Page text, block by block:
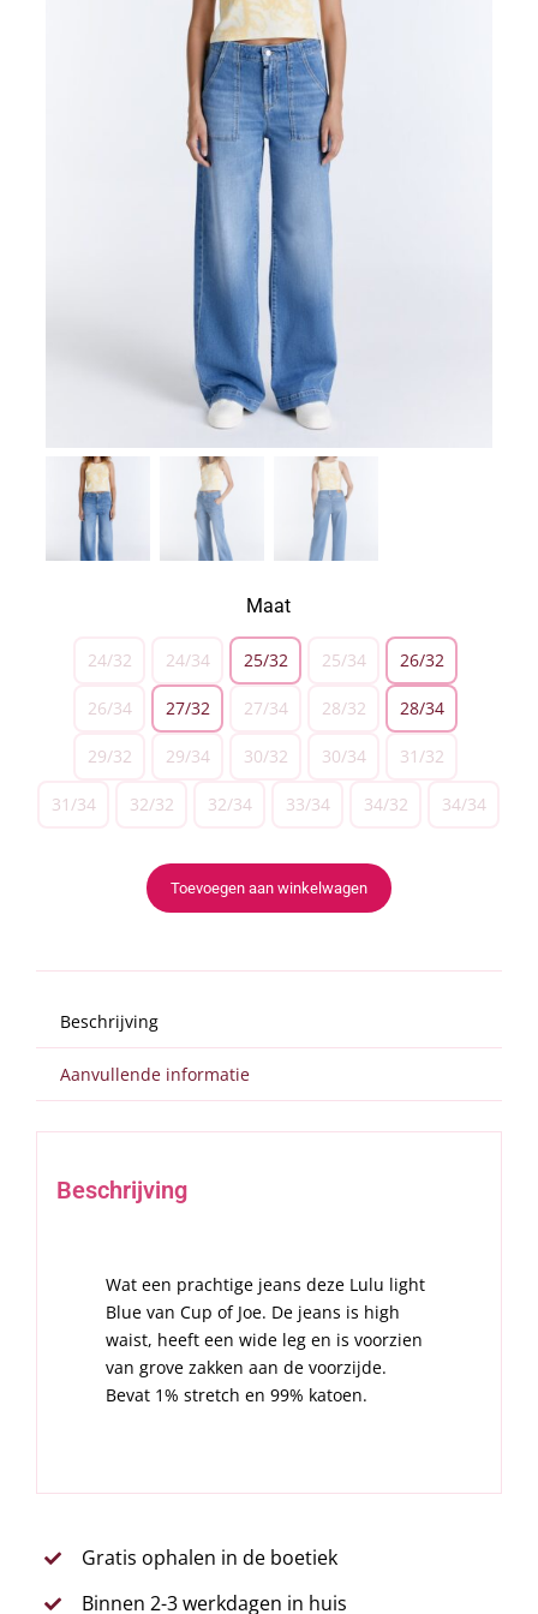
Maat
24/32 24/34 25/32 25/34 26/32
26/34 27/32 27/34 28/32 28/34
29/32 29/34 30/32 30/34 31/32
31/34 32/32 32/34 33/34 34/32 34/34
Toevoegen aan winkelwagen
Beschrijving
Aanvullende informatie
Beschrijving
Wat een prachtige jeans deze Lulu light
Blue van Cup of Joe. De jeans is high
waist, heeft een wide leg en is voorzien
van grove zakken aan de voorzijde.
Bevat 1% stretch en 99% katoen.
Gratis ophalen in de boetiek
Binnen 2-3 werkdagen in huis